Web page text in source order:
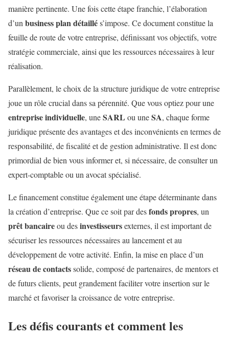
manière pertinente. Une fois cette étape franchie, l’élaboration
d’un business plan détaillés’impose. Ce document constitue la
feuille de route de votre entreprise, définissant vos objectifs, votre
stratégie commerciale, ainsi que les ressources nécessaires à leur
réalisation.
Parallèlement, le choix de la structure juridique de votre entreprise
joue un rôle crucial dans sa pérennité. Que vous optiez pour une
entreprise individuelle, uneSARL ou uneSA, chaque forme
juridique présente des avantages et des inconvénients en termes de
responsabilité, de fiscalité et de gestion administrative. Il est donc
primordial de bien vous informer et, si nécessaire, de consulter un
expert-comptable ou un avocat spécialisé.
Le financement constitue également une étape déterminante dans
la création d’entreprise. Que ce soit par desfonds propres, un
prêt bancaireou desinvestisseursexternes, il est important de
sécuriser les ressources nécessaires au lancement et au
développement de votre activité. Enfin, la mise en place d’un
réseau de contactssolide, composé de partenaires, de mentors et
de futurs clients, peut grandement faciliter votre insertion sur le
marché et favoriser la croissance de votre entreprise.
Les défis courants et comment les